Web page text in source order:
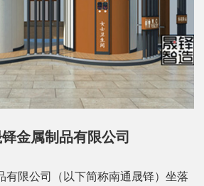
金属制品有限公司
有限公司（以下简称南通晟铎）坐落